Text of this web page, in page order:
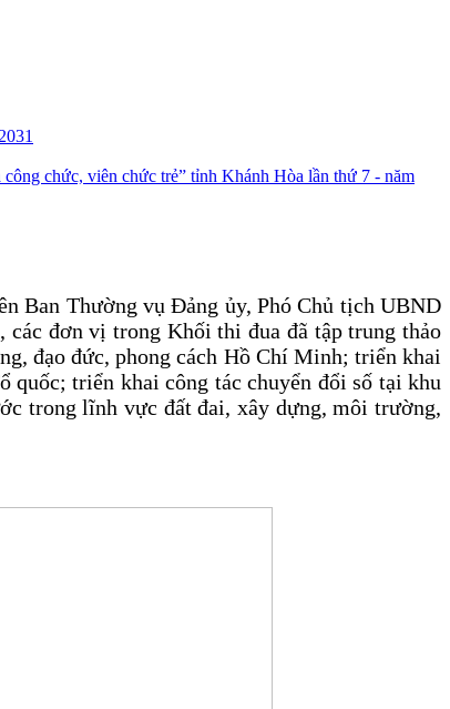
chức, viên chức trẻ” tỉnh Khánh Hòa lần thứ 7 - năm
Ban Thường vụ Đảng ủy, Phó Chủ tịch UBND
đơn vị trong Khối thi đua đã tập trung thảo
đạo đức, phong cách Hồ Chí Minh; triển khai
quốc; triển khai công tác chuyển đổi số tại khu
trong lĩnh vực đất đai, xây dựng, môi trường,